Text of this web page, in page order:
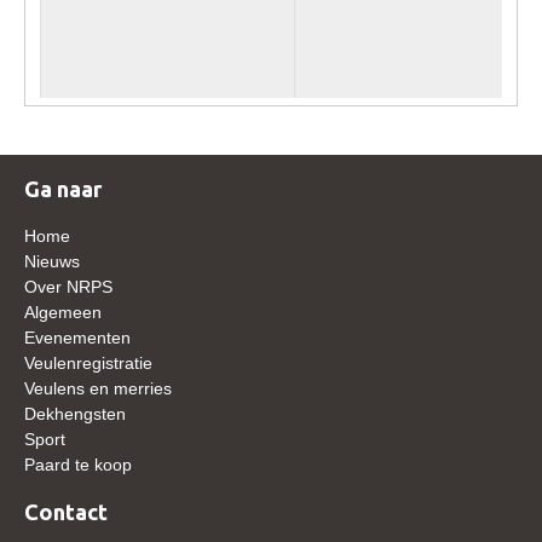
Zoek een hengst
Hengstenselectie
Verrichtingsonderzoek NRPS
Verrichtingsonderzoek 2024-2025
Verrichtingsonderzoek 2023-2024
Ga naar
Home
Nieuws
Over NRPS
Algemeen
Evenementen
Veulenregistratie
Veulens en merries
Dekhengsten
Sport
Paard te koop
Contact